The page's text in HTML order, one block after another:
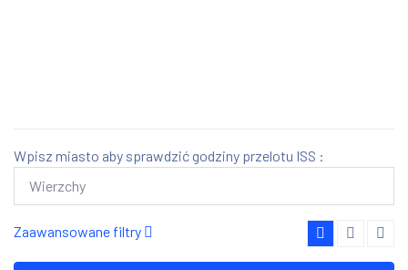
Wpisz miasto aby sprawdzić godziny przelotu ISS :
Zaawansowane filtry